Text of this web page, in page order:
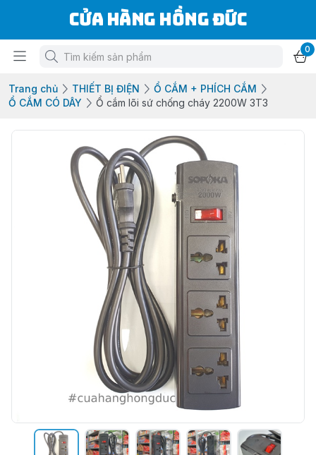
Cửa Hàng Hồng Đức
0
Trang chủ THIẾT BỊ ĐIỆN
Ổ CẮM + PHÍCH CẮM
Ổ CẮM CÓ DÂY
Ổ cắm lõi sứ chống cháy 2200W 3T3